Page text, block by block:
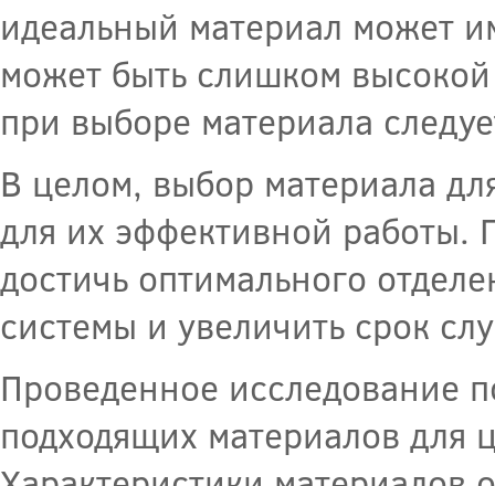
идеальный материал может
может быть слишком
при выборе материала
В целом, выбор материала
для их эффективной работы.
достичь оптимального
системы и увеличить срок
Проведенное исследование
подходящих материалов